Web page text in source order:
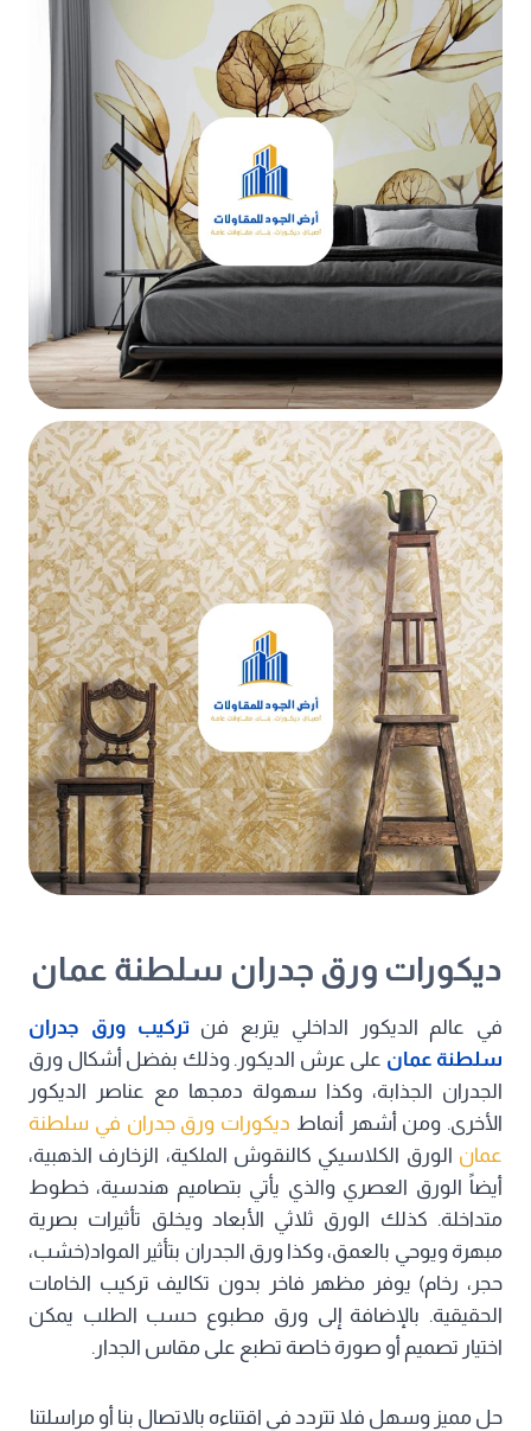
ديكورات ورق جدران سلطنة عمان
في عالم الديكور الداخلي يتربع فنتركيب ورق جدران
سلطنة عمان على عرش الديكور. وذلك بفضل أشكال ورق
الجدران الجذابة، وكذا سهولة دمجها مع عناصر الديكور
الأخرى. ومن أشهر أنماط ديكورات ورق جدران في سلطنة
عمان الورق الكلاسيكي كالنقوش الملكية، الزخارف الذهبية،
أيضاً الورق العصري والذي يأتي بتصاميم هندسية، خطوط
متداخلة. كذلك الورق ثلاثي الأبعاد ويخلق تأثيرات بصرية
مبهرة ويوحي بالعمق، وكذا ورق الجدران بتأثير المواد(خشب،
حجر، رخام) يوفر مظهر فاخر بدون تكاليف تركيب الخامات
الحقيقية. بالإضافة إلى ورق مطبوع حسب الطلب يمكن
اختيار تصميم أو صورة خاصة تطبع على مقاس الجدار.
حل مميز وسهل فلا تتردد في اقتناءه بالاتصال بنا أو مراسلتنا